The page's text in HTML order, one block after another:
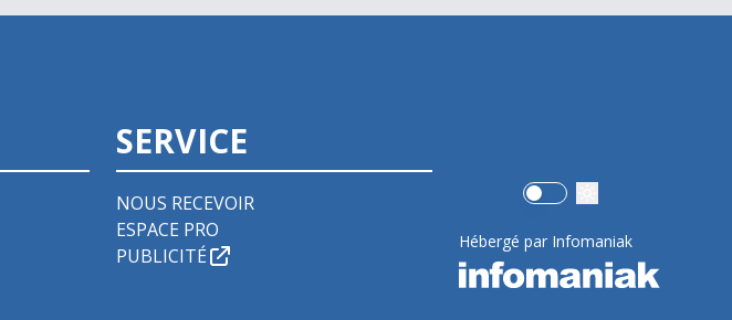
SERVICE
NOUS RECEVOIR
ESPACE PRO
PUBLICITÉ
Use setting
Hébergé par Infomaniak